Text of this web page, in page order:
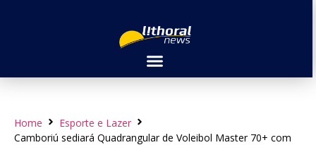
Home
Esporte e Lazer
Camboriú sediará Quadrangular de Voleibol Master 70+ com